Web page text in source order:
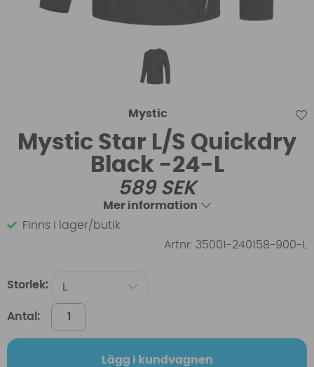
Mystic
Mystic Star L/S Quickdry
Black -24-L
589SEK
Mer information
Finns i lager/butik
Artnr: 35001-240158-900-L
Storlek:
Antal:
Lägg i kundvagnen